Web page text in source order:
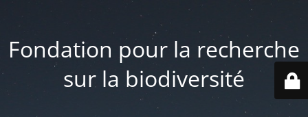
Fondation pour la recherche
sur la biodiversité